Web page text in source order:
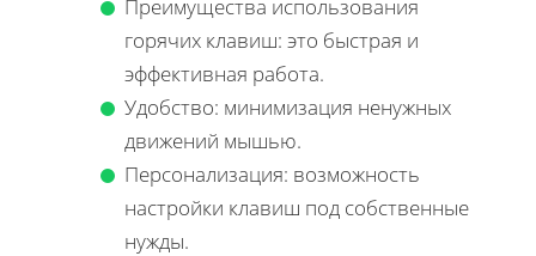
Преимущества использования
горячих клавиш: это быстрая и
эффективная работа.
Удобство: минимизация ненужных
движений мышью.
Персонализация: возможность
настройки клавиш под собственные
нужды.